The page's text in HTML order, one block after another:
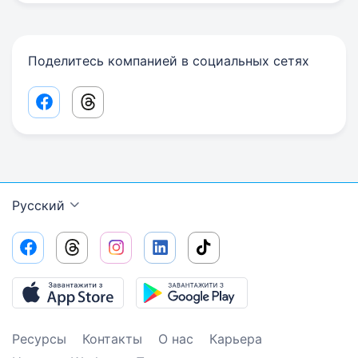
Поделитесь компанией в социальных сетях
Facebook share link
Threads share link
Русский
Ресурсы Контакты О нас
Карьера